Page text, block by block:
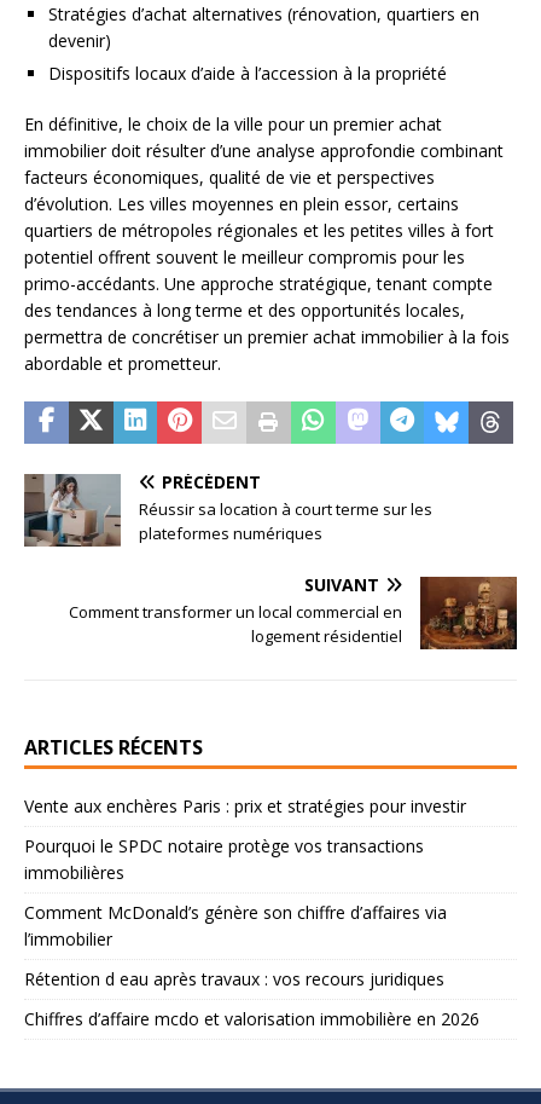
Stratégies d’achat alternatives (rénovation, quartiers en
devenir)
Dispositifs locaux d’aide à l’accession à la propriété
En définitive, le choix de la ville pour un premier achat
immobilier doit résulter d’une analyse approfondie combinant
facteurs économiques, qualité de vie et perspectives
d’évolution. Les villes moyennes en plein essor, certains
quartiers de métropoles régionales et les petites villes à fort
potentiel offrent souvent le meilleur compromis pour les
primo-accédants. Une approche stratégique, tenant compte
des tendances à long terme et des opportunités locales,
permettra de concrétiser un premier achat immobilier à la fois
abordable et prometteur.
PRÉCÉDENT
Réussir sa location à court terme sur les
plateformes numériques
SUIVANT
Comment transformer un local commercial en
logement résidentiel
ARTICLES RÉCENTS
Vente aux enchères Paris : prix et stratégies pour investir
Pourquoi le SPDC notaire protège vos transactions
immobilières
Comment McDonald’s génère son chiffre d’affaires via
l’immobilier
Rétention d eau après travaux : vos recours juridiques
Chiffres d’affaire mcdo et valorisation immobilière en 2026